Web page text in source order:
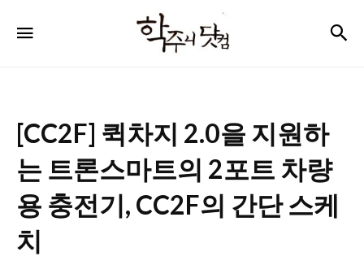
주
컴
[CC2F] 퀵차지 2.0을 지원하
는 트론스마트의 2포트 차량
용 충전기, CC2F의 간단 스케
치